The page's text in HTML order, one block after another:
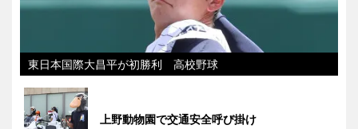
東日本国際大昌平が初勝利 高校野球
上野動物園で交通安全呼び掛け